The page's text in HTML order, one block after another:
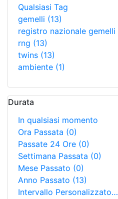
Qualsiasi Tag
gemelli (13)
registro nazionale gemelli
rng (13)
twins (13)
ambiente (1)
Durata
In qualsiasi momento
Ora Passata (0)
Passate 24 Ore (0)
Settimana Passata (0)
Mese Passato (0)
Anno Passato (13)
Intervallo Personalizzato…